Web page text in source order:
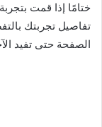
ختامًا إذا قمت
تفاصيل تجربتك
الصفحة حتى تفيد